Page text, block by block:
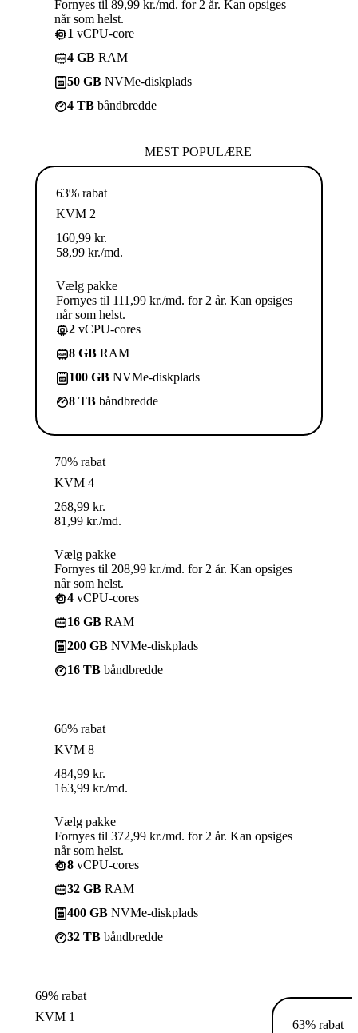
Fornyes til 89,99 kr./md. for 2 år. Kan opsiges
når som helst.
1 vCPU-core
4 GB RAM
50 GB NVMe-diskplads
4 TB båndbredde
MEST POPULÆRE
63% rabat
KVM 2
160,99 kr.
58,99 kr./md.
Vælg pakke
Fornyes til 111,99 kr./md. for 2 år. Kan opsiges
når som helst.
2 vCPU-cores
8 GB RAM
100 GB NVMe-diskplads
8 TB båndbredde
70% rabat
KVM 4
268,99 kr.
81,99 kr./md.
Vælg pakke
Fornyes til 208,99 kr./md. for 2 år. Kan opsiges
når som helst.
4 vCPU-cores
16 GB RAM
200 GB NVMe-diskplads
16 TB båndbredde
66% rabat
KVM 8
484,99 kr.
163,99 kr./md.
Vælg pakke
Fornyes til 372,99 kr./md. for 2 år. Kan opsiges
når som helst.
8 vCPU-cores
32 GB RAM
400 GB NVMe-diskplads
32 TB båndbredde
69% rabat
KVM 1
63% rabat